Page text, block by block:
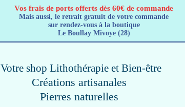
Vos frais de ports offerts dès 60€ de commande
Mais aussi, le retrait gratuit de votre commande
sur rendez-vous à la boutique
Le Boullay Mivoye (28)
Votre shop Lithothérapie et Bien-être
Créations artisanales
Pierres naturelles